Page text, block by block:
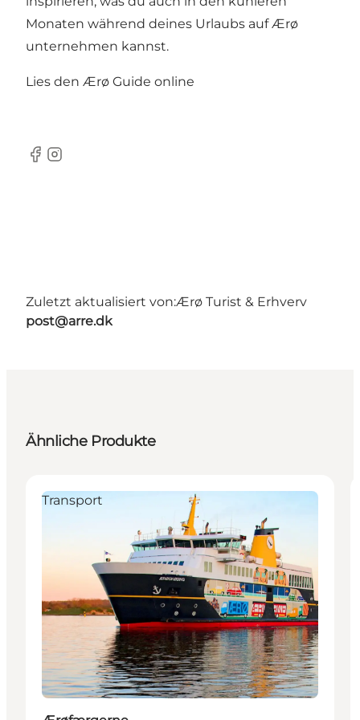
Monaten während deines Urlaubs auf Ærø
unternehmen kannst.
Lies den Ærø Guide online
Facebook
Instagram
Zuletzt aktualisiert von:Ærø Turist & Erhverv
post@arre.dk
Ähnliche Produkte
Transport